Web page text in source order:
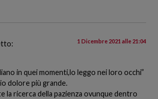
1 Dicembre 2021 alle 21:04
in quei momenti,lo leggo nei loro occhi”
dolore più grande.
la ricerca della pazienza ovunque dentro